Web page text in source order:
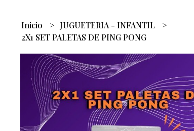
Inicio
JUGUETERIA - INFANTIL
2X1 SET PALETAS DE PING PONG